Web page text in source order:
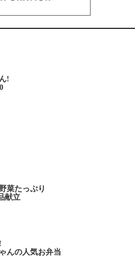
!
菜たっぷり
献立
んの人気お弁当